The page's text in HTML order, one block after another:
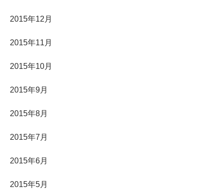
2015年12月
2015年11月
2015年10月
2015年9月
2015年8月
2015年7月
2015年6月
2015年5月